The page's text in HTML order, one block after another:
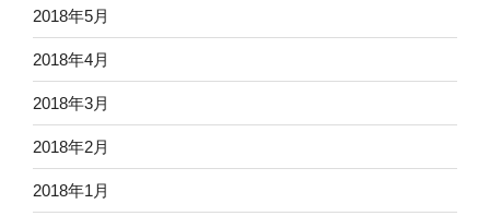
2018年5月
2018年4月
2018年3月
2018年2月
2018年1月